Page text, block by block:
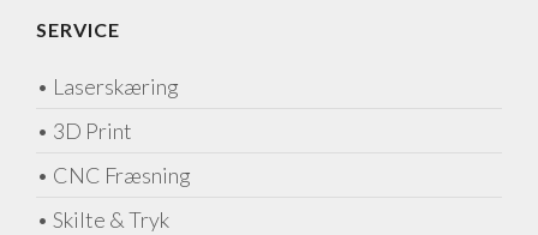
SERVICE
• Laserskæring
• 3D Print
• CNC Fræsning
• Skilte & Tryk